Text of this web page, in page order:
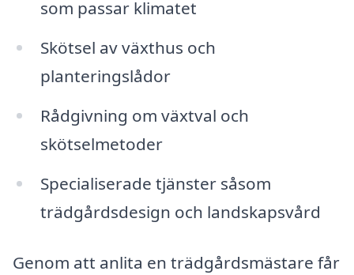
som passar klimatet
Skötsel av växthus och
planteringslådor
Rådgivning om växtval och
skötselmetoder
Specialiserade tjänster såsom
trädgårdsdesign och landskapsvård
Genom att anlita en trädgårdsmästare får